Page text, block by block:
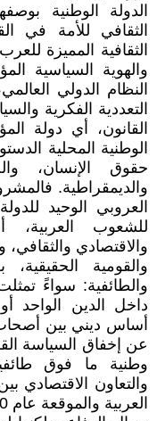
الدولة الوطنية
الثقافي للأمة في
الثقافية المميزة
والهوية السياسية
النظام الدولي
التعددية الفكرية
القانون، أي دولة
الوطنية المحلية
حقوق الإنسان،
والديمقراطية.
العروبي الوحيد
للشعوب العربية،
والاقتصادي
والقومية
والطائفية: سواءً
داخل الدين الواحد
أساس ديني بين أصحاب
عن إخفاق السياسة
وطنية ما فوق
والتعاون الاقتصادي